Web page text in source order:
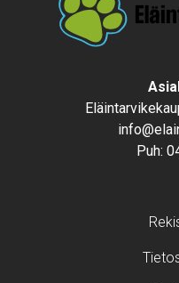
Puh: